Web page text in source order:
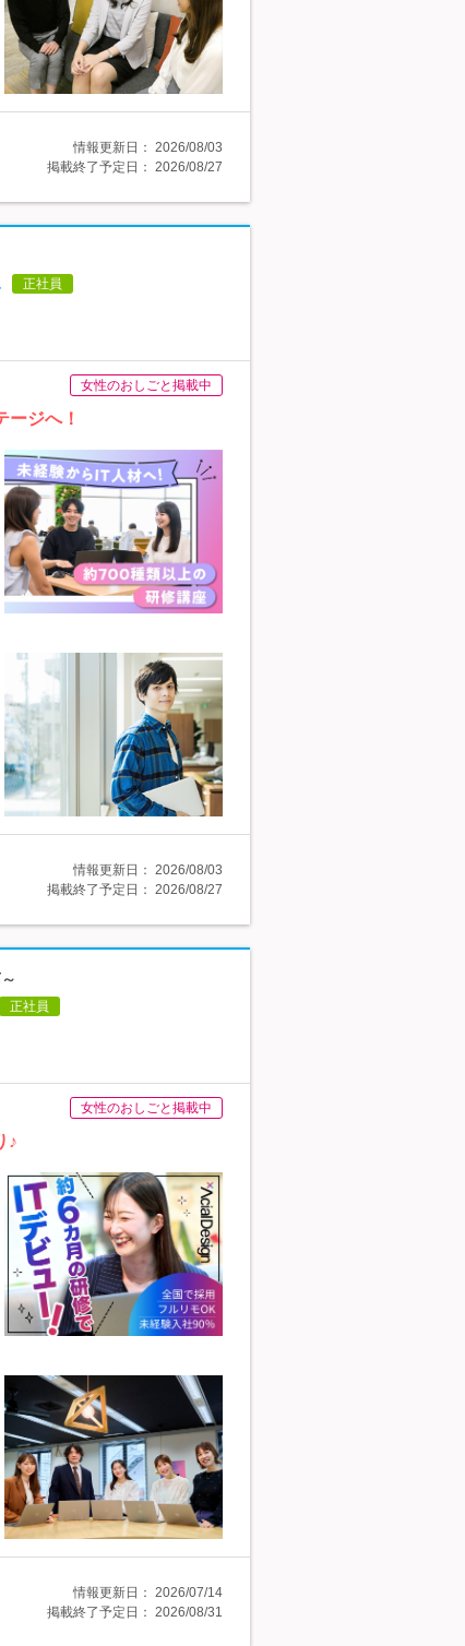
情報更新日： 2026/08/03
掲載終了予定日： 2026/08/27
正社員
女性のおしごと掲載中
ジへ！
情報更新日： 2026/08/03
掲載終了予定日： 2026/08/27
正社員
女性のおしごと掲載中
♪
情報更新日： 2026/07/14
掲載終了予定日： 2026/08/31